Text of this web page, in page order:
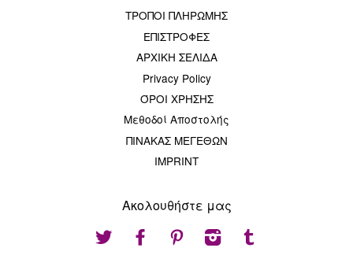
ΤΡΟΠΟΙ ΠΛΗΡΩΜΗΣ
ΕΠΙΣΤΡΟΦΕΣ
ΑΡΧΙΚΗ ΣΕΛΙΔΑ
Privacy Policy
ΌΡΟΙ ΧΡΗΣΗΣ
Μεθοδοί Αποστολής
ΠΙΝΑΚΑΣ ΜΕΓΕΘΩΝ
IMPRINT
Ακολουθήστε μας
Twitter Facebook Pinterest Instagram